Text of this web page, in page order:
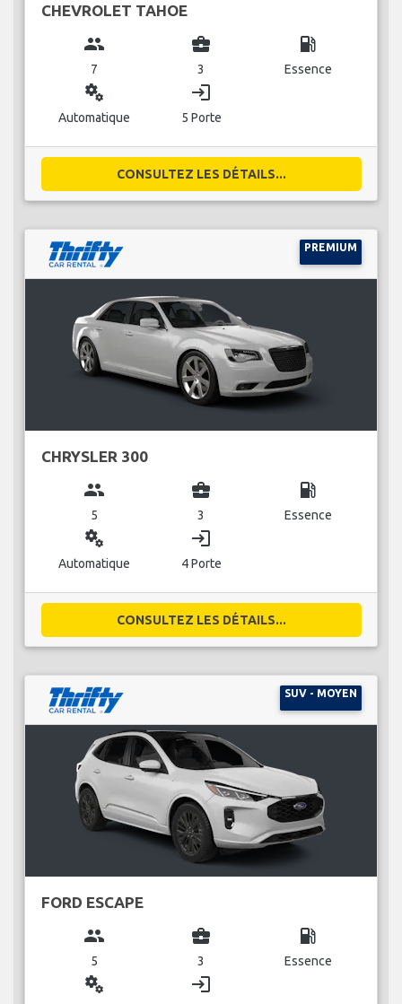
CHEVROLET TAHOE
group
7
business_center
3
local_gas_station
Essence
miscellaneous_services
Automatique
login
5 Porte
CONSULTEZ LES DÉTAILS...
PREMIUM
CHRYSLER 300
group
5
business_center
3
local_gas_station
Essence
miscellaneous_services
Automatique
login
4 Porte
CONSULTEZ LES DÉTAILS...
SUV - MOYEN
FORD ESCAPE
group
5
business_center
3
local_gas_station
Essence
miscellaneous_services login